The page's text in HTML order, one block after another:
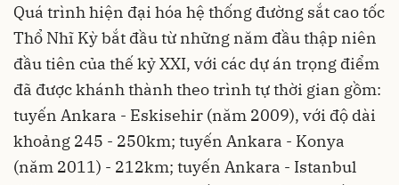
Quá trình hiện đại hóa hệ thống đường sắt cao tốc
Thổ Nhĩ Kỳ bắt đầu từ những năm đầu thập niên
đầu tiên của thế kỷ XXI, với các dự án trọng điểm
đã được khánh thành theo trình tự thời gian gồm:
tuyến Ankara - Eskisehir (năm 2009), với độ dài
khoảng 245 - 250km; tuyến Ankara - Konya
(năm 2011) - 212km; tuyến Ankara - Istanbul